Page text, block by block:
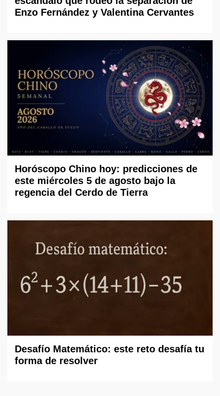
Enzo Fernández y Valentina Cervantes
Horóscopo Chino hoy: predicciones de
este miércoles 5 de agosto bajo la
regencia del Cerdo de Tierra
Desafío Matemático: este reto desafía tu
forma de resolver